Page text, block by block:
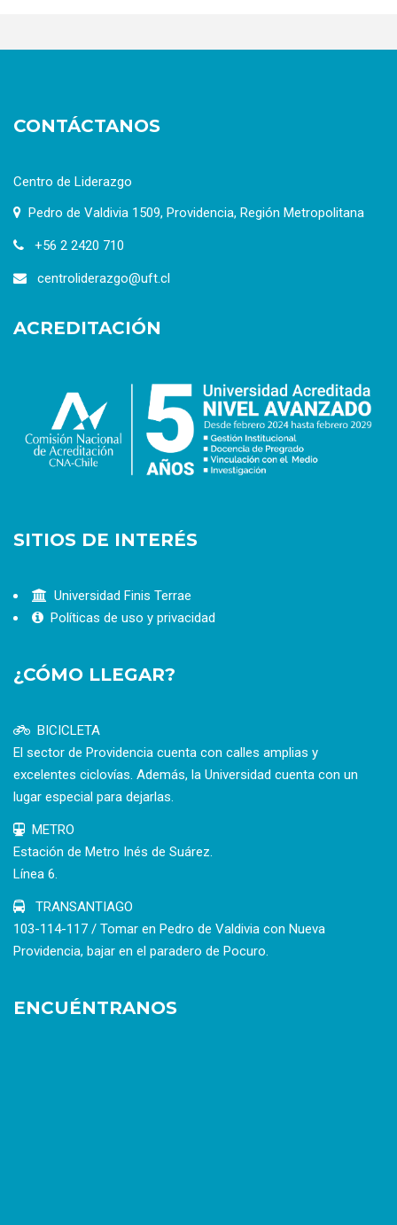
CONTÁCTANOS
Centro de Liderazgo
Pedro de Valdivia 1509, Providencia, Región Metropolitana
+56 2 2420 710
centroliderazgo@uft.cl
ACREDITACIÓN
SITIOS DE INTERÉS
Universidad Finis Terrae
Políticas de uso y privacidad
¿CÓMO LLEGAR?
BICICLETA
El sector de Providencia cuenta con calles amplias y
excelentes ciclovías. Además, la Universidad cuenta con un
lugar especial para dejarlas.
METRO
Estación de Metro Inés de Suárez.
Línea 6.
TRANSANTIAGO
103-114-117 / Tomar en Pedro de Valdivia con Nueva
Providencia, bajar en el paradero de Pocuro.
ENCUÉNTRANOS